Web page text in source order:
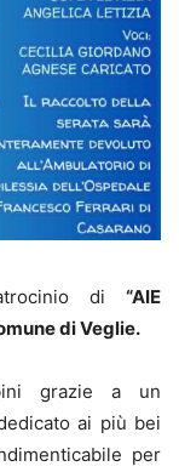
di “AIE
di Veglie.
grazie a un
ai più bei
per